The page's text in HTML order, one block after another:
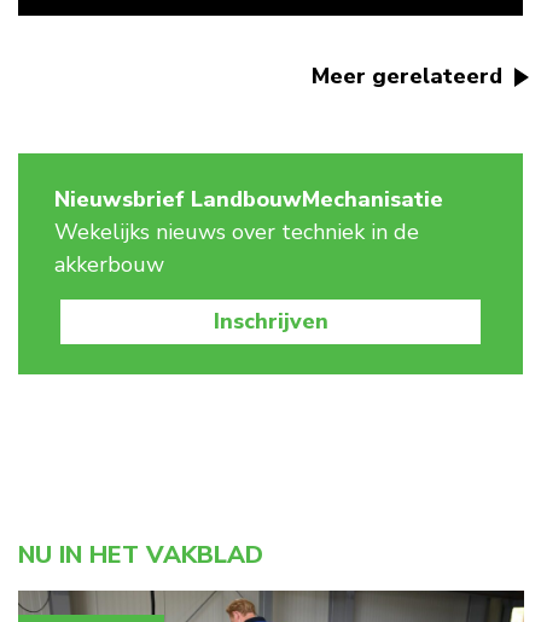
Meer gerelateerd
Nieuwsbrief LandbouwMechanisatie
Wekelijks nieuws over techniek in de
akkerbouw
Inschrijven
NU IN HET VAKBLAD